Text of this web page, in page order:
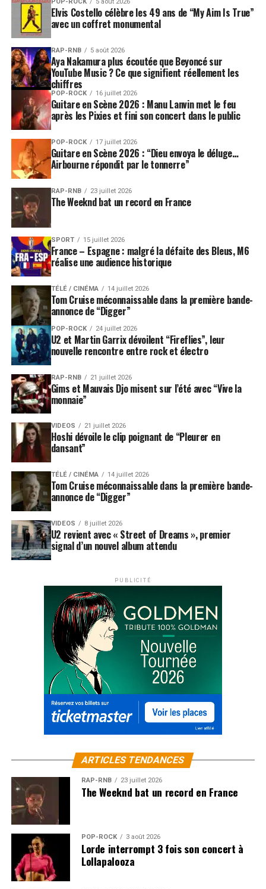
Elvis Costello célèbre les 49 ans de “My Aim Is True”
avec un coffret monumental
RAP-RNB 5 août 2026
Aya Nakamura plus écoutée que Beyoncé sur
YouTube Music ? Ce que signifient réellement les
chiffres
POP-ROCK 16 juillet 2026
Guitare en Scène 2026 : Manu Lanvin met le feu
après les Pixies et fini son concert dans le public
POP-ROCK 17 juillet 2026
Guitare en Scène 2026 : “Dieu envoya le déluge…
Airbourne répondit par le tonnerre”
RAP-RNB 23 juillet 2026
The Weeknd bat un record en France
SPORT 15 juillet 2026
France – Espagne : malgré la défaite des Bleus, M6
réalise une audience historique
TÉLÉ / CINÉMA 14 juillet 2026
Tom Cruise méconnaissable dans la première bande-
annonce de “Digger”
POP-ROCK 24 juillet 2026
U2 et Martin Garrix dévoilent “Fireflies”, leur
nouvelle rencontre entre rock et électro
RAP-RNB 21 juillet 2026
Gims et Mauvais Djo misent sur l’été avec “Vive la
monnaie”
VIDEOS 21 juillet 2026
Hoshi dévoile le clip poignant de “Pleurer en
dansant”
TÉLÉ / CINÉMA 14 juillet 2026
Tom Cruise méconnaissable dans la première bande-
annonce de “Digger”
VIDEOS 8 juillet 2026
U2 revient avec « Street of Dreams », premier
signal d’un nouvel album attendu
PUBLICITÉ
ARTICLES TENDANCES
RAP-RNB 23 juillet 2026
The Weeknd bat un record en France
POP-ROCK 3 août 2026
Lorde interrompt 3 fois son concert à
Lollapalooza